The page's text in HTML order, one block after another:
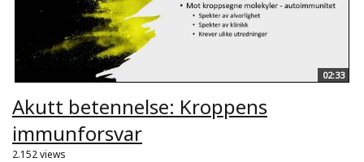
02:33
Akutt betennelse: Kroppens
immunforsvar
2.152 views